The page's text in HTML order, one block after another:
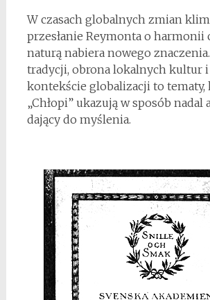
W czasach globalnych zmian
przesłanie Reymonta o harmonii
naturą nabiera nowego
tradycji, obrona lokalnych kultur
kontekście globalizacji to tematy,
„Chłopi” ukazują w sposób nadal
dający do myślenia.